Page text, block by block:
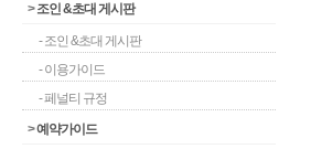
>조인 &초대 게시판
- 조인 &초대 게시판
- 이용가이드
- 페널티 규정
>예약가이드